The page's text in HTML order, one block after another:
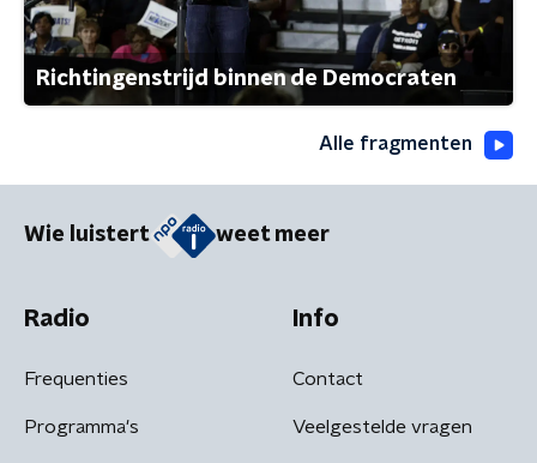
Richtingenstrijd binnen de Democraten
Alle fragmenten
Wie luistert weet meer
Radio
Frequenties
Programma's
Info
Contact
Veelgestelde vragen